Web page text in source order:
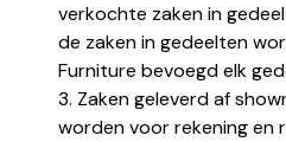
verkochte zaken in
de zaken in gedeelten
Furniture bevoegd elk
3. Zaken geleverd af
worden voor rekening en